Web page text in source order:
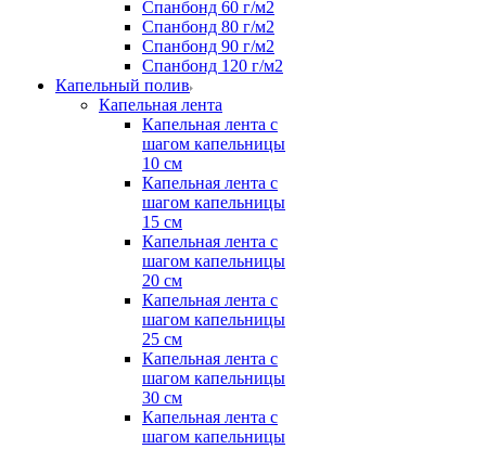
Спанбонд 60 г/м2
Спанбонд 80 г/м2
Спанбонд 90 г/м2
Спанбонд 120 г/м2
Капельный полив
Капельная лента
Капельная лента с
шагом капельницы
10 см
Капельная лента с
шагом капельницы
15 см
Капельная лента с
шагом капельницы
20 см
Капельная лента с
шагом капельницы
25 см
Капельная лента с
шагом капельницы
30 см
Капельная лента с
шагом капельницы